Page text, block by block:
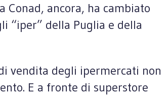
ancora, ha cambiato
“iper” della Puglia e della
vendita degli ipermercati non
E a fronte di superstore